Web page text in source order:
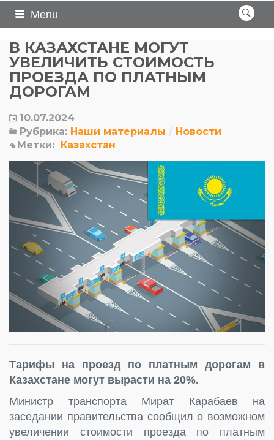
Menu
В КАЗАХСТАНЕ МОГУТ
УВЕЛИЧИТЬ СТОИМОСТЬ
ПРОЕЗДА ПО ПЛАТНЫМ
ДОРОГАМ
10.07.2024
Рубрика: Наши материалы
Новости
Метки: Казахстан
Тарифы на проезд по платным дорогам в
Казахстане могут вырасти на 20%.
Министр транспорта Мират Карабаев на
заседании правительства сообщил о возможном
увеличении стоимости проезда по платным